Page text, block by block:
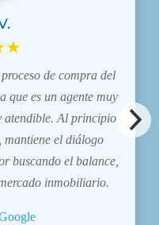
de compra del
que es un agente muy
atendible. Al principio
mantiene el diálogo
buscando el balance,
inmobiliario.